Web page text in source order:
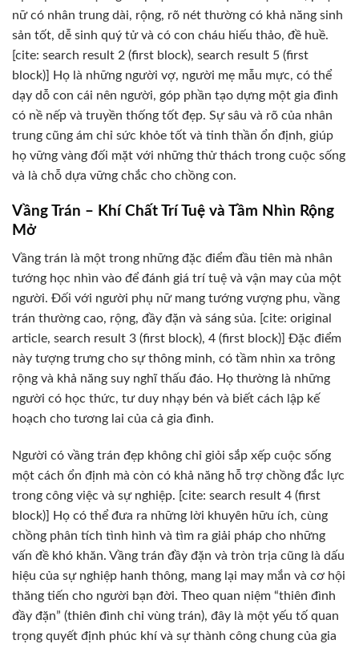
nữ có nhân trung dài, rộng, rõ nét thường có khả năng sinh
sản tốt, dễ sinh quý tử và có con cháu hiếu thảo, đề huề.
[cite: search result 2 (first block), search result 5 (first
block)] Họ là những người vợ, người mẹ mẫu mực, có thể
dạy dỗ con cái nên người, góp phần tạo dựng một gia đình
có nề nếp và truyền thống tốt đẹp. Sự sâu và rõ của nhân
trung cũng ám chỉ sức khỏe tốt và tinh thần ổn định, giúp
họ vững vàng đối mặt với những thử thách trong cuộc sống
và là chỗ dựa vững chắc cho chồng con.
Vầng Trán – Khí Chất Trí Tuệ và Tầm Nhìn Rộng
Mở
Vầng trán là một trong những đặc điểm đầu tiên mà nhân
tướng học nhìn vào để đánh giá trí tuệ và vận may của một
người. Đối với người phụ nữ mang tướng vượng phu, vầng
trán thường cao, rộng, đầy đặn và sáng sủa. [cite: original
article, search result 3 (first block), 4 (first block)] Đặc điểm
này tượng trưng cho sự thông minh, có tầm nhìn xa trông
rộng và khả năng suy nghĩ thấu đáo. Họ thường là những
người có học thức, tư duy nhạy bén và biết cách lập kế
hoạch cho tương lai của cả gia đình.
Người có vầng trán đẹp không chỉ giỏi sắp xếp cuộc sống
một cách ổn định mà còn có khả năng hỗ trợ chồng đắc lực
trong công việc và sự nghiệp. [cite: search result 4 (first
block)] Họ có thể đưa ra những lời khuyên hữu ích, cùng
chồng phân tích tình hình và tìm ra giải pháp cho những
vấn đề khó khăn. Vầng trán đầy đặn và tròn trịa cũng là dấu
hiệu của sự nghiệp hanh thông, mang lại may mắn và cơ hội
thăng tiến cho người bạn đời. Theo quan niệm “thiên đình
đầy đặn” (thiên đình chỉ vùng trán), đây là một yếu tố quan
trọng quyết định phúc khí và sự thành công chung của gia